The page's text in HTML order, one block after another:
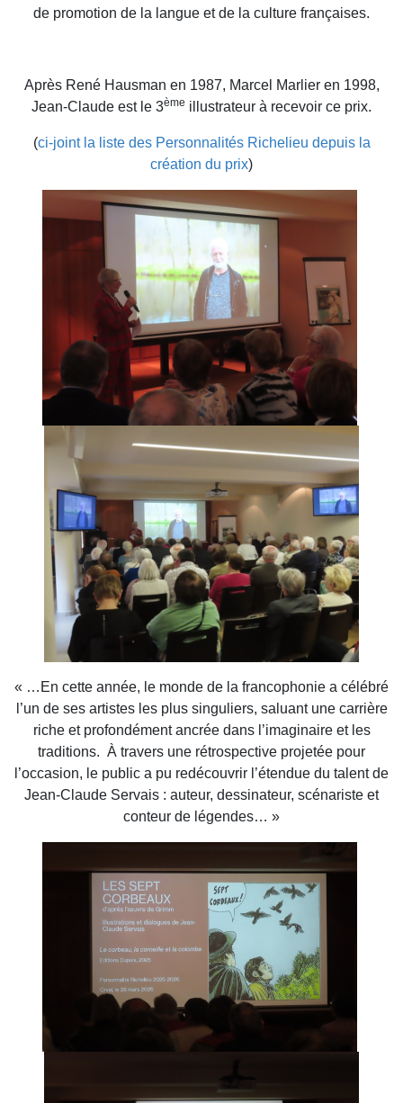
de promotion de la langue et de la culture françaises.
Après René Hausman en 1987, Marcel Marlier en 1998,
Jean-Claude est le 3ème illustrateur à recevoir ce prix.
(ci-joint la liste des Personnalités Richelieu depuis la
création du prix)
« …En cette année, le monde de la francophonie a célébré
l’un de ses artistes les plus singuliers, saluant une carrière
riche et profondément ancrée dans l’imaginaire et les
traditions. À travers une rétrospective projetée pour
l’occasion, le public a pu redécouvrir l’étendue du talent de
Jean-Claude Servais : auteur, dessinateur, scénariste et
conteur de légendes… »